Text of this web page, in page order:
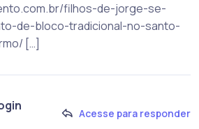
filhos-de-jorge-se-
de-bloco-tradicional-no-santo-
[…]
Acesse para responder